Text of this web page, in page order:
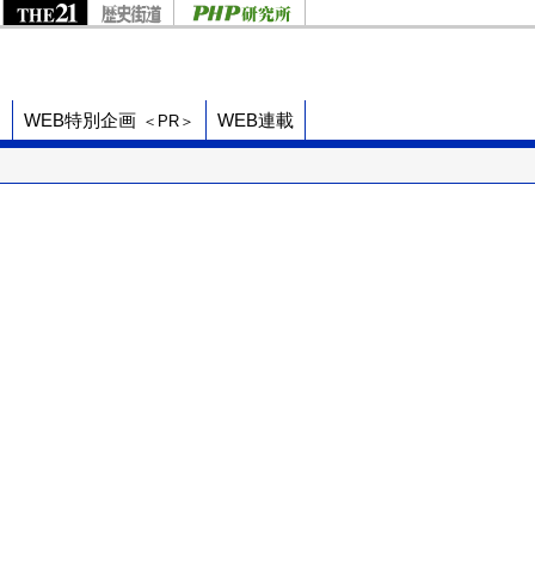
WEB特別企画 ＜PR＞ WEB連載